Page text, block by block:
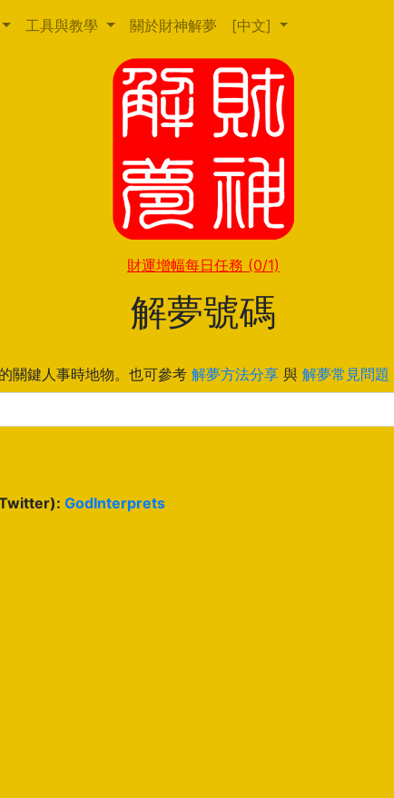
工具與教學 關於財神解夢 [中文]
財運增幅每日任務 (0/1)
解夢號碼
關鍵人事時地物。也可參考 解夢方法分享 與 解夢常見問題
GodInterprets